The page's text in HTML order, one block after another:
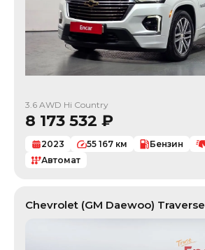
3.6 AWD Hi Country
8 173 532 ₽
2023 55 167 км Бензин
Автомат
Chevrolet (GM Daewoo) Traverse